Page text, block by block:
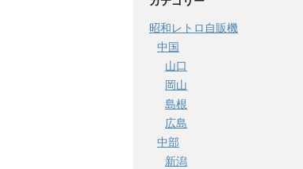
昭和レトロ自販機
中国
山口
岡山
島根
広島
中部
新潟